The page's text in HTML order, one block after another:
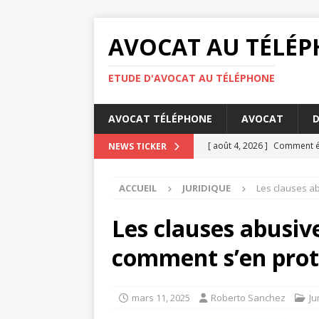
AVOCAT AU
ETUDE D'AVOCAT AU TÉLÉPHONE
AVOCAT TÉLÉPHONE AVOCAT
NEWS TICKER [ août 4, 2026 ] Comment
[ août 3, 2026 ] Barème
[ juillet 31, 2026 ]
Les
[ août 6, 2026 ]
Les
ACCUEIL JURIDIQUE Les clauses
Les clauses
comment s’en
mars 11, 2025 Roberto Sanchez